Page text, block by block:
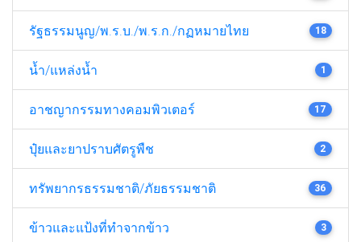
รัฐธรรมนูญ/พ.ร.บ./พ.ร.ก./กฏหมายไทย 18
น้ำ/แหล่งน้ำ 1
อาชญากรรมทางคอมพิวเตอร์ 17
ปุ๋ยและยาปราบศัตรูพืช 2
ทรัพยากรธรรมชาติ/ภัยธรรมชาติ 36
ข้าวและแป้งที่ทำจากข้าว 3